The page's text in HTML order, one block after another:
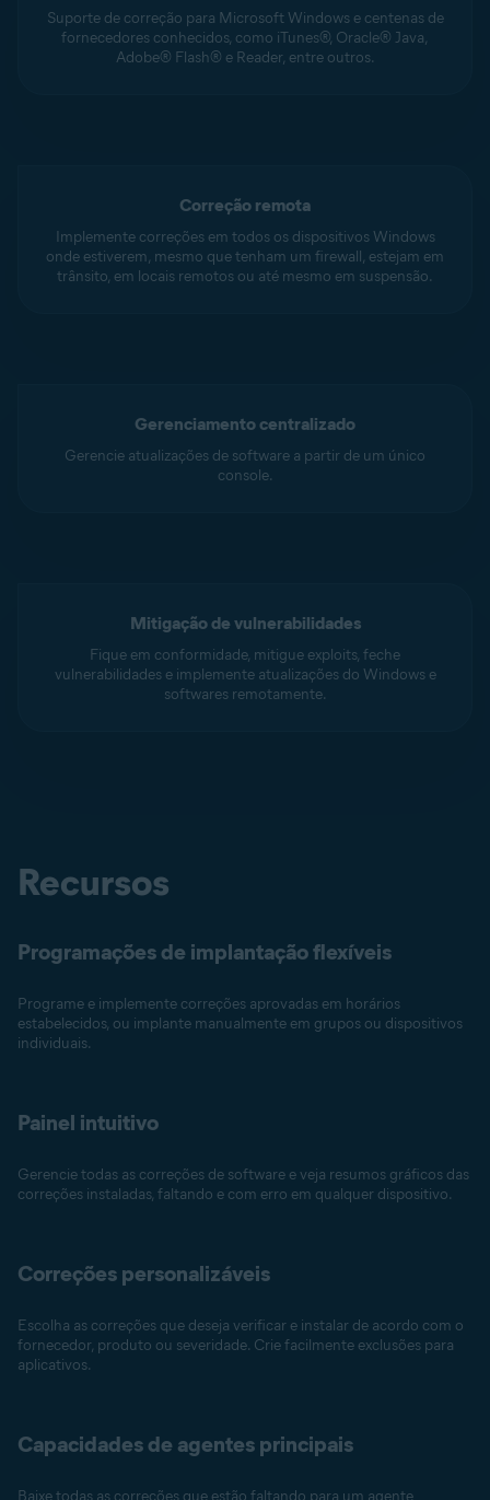
Suporte de correção para Microsoft Windows e centenas de
fornecedores conhecidos, como iTunes®, Oracle® Java,
Adobe® Flash® e Reader, entre outros.
Correção remota
Implemente correções em todos os dispositivos Windows
onde estiverem, mesmo que tenham um firewall, estejam em
trânsito, em locais remotos ou até mesmo em suspensão.
Gerenciamento centralizado
Gerencie atualizações de software a partir de um único
console.
Mitigação de vulnerabilidades
Fique em conformidade, mitigue exploits, feche
vulnerabilidades e implemente atualizações do Windows e
softwares remotamente.
Recursos
Programações de implantação flexíveis
Programe e implemente correções aprovadas em horários
estabelecidos, ou implante manualmente em grupos ou dispositivos
individuais.
Painel intuitivo
Gerencie todas as correções de software e veja resumos gráficos das
correções instaladas, faltando e com erro em qualquer dispositivo.
Correções personalizáveis
Escolha as correções que deseja verificar e instalar de acordo com o
fornecedor, produto ou severidade. Crie facilmente exclusões para
aplicativos.
Capacidades de agentes principais
Baixe todas as correções que estão faltando para um agente